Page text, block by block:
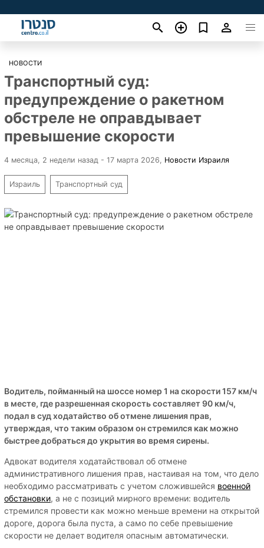
НОВОСТИ
Транспортный суд:
предупреждение о ракетном
обстреле не оправдывает
превышение скорости
4 месяца, 2 недели назад - 17 марта 2026 Новости Израиля
Израиль Транспортный суд
Водитель, пойманный на шоссе номер 1 на скорости 157 км/ч
в месте, где разрешенная скорость составляет 90 км/ч,
подал в суд ходатайство об отмене лишения прав,
утверждая, что таким образом он стремился как можно
быстрее добраться до укрытия во время сирены.
Адвокат водителя ходатайствовал об отмене
административного лишения прав, настаивая на том, что дело
необходимо рассматривать с учетом сложившейся военной
обстановки, а не с позиций мирного времени: водитель
стремился провести как можно меньше времени на открытой
дороге, дорога была пуста, а само по себе превышение
скорости не делает водителя опасным автоматически.